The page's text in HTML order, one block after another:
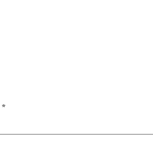
*